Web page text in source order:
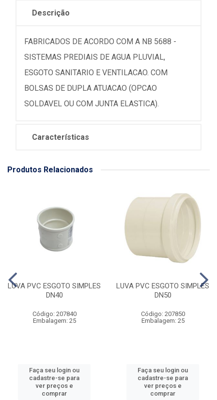
Descrição
FABRICADOS DE ACORDO COM A NB 5688 -
SISTEMAS PREDIAIS DE AGUA PLUVIAL,
ESGOTO SANITARIO E VENTILACAO. COM
BOLSAS DE DUPLA ATUACAO (OPCAO
SOLDAVEL OU COM JUNTA ELASTICA).
Características
Produtos Relacionados
LUVA PVC ESGOTO SIMPLES
DN40
Código: 207840
Embalagem: 25
Faça seu login ou
cadastre-se para
ver preços e
comprar
LUVA PVC ESGOTO SIMPLES
DN50
Código: 207850
Embalagem: 25
Faça seu login ou
cadastre-se para
ver preços e
comprar